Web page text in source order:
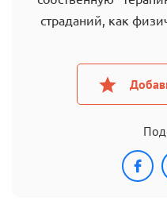
страданий, как